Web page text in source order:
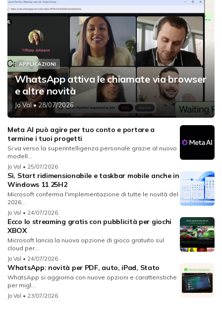
APPLICAZIONI
WhatsApp attiva le chiamate via browser
e altre novità
Jo Val• 28/07/2026
Meta AI può agire per tuo conto e portare a
termine i tuoi progetti
Si va verso la superintelligenza personale grazie al nuovo
modell...
Jo Val • 25/07/2026
Sì, Start ridimensionabile e taskbar mobile anche in
Windows 11 25H2
Microsoft conferma l'implementazione di tutte le novità del
2026...
Jo Val • 24/07/2026
Ecco lo streaming gratis con pubblicità per giochi
XBOX
Microsoft lancia la nuova opzione di gioco gratuito sul
cloud per...
Jo Val • 24/07/2026
WhatsApp: novità per PDF, auto, iPad, Stato
WhatsApp si aggiorna con nuove opzioni e caratteristiche
per migl...
Jo Val • 23/07/2026